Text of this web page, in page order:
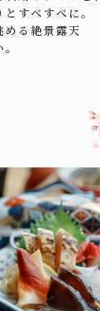
すべすべに。
る絶景露天